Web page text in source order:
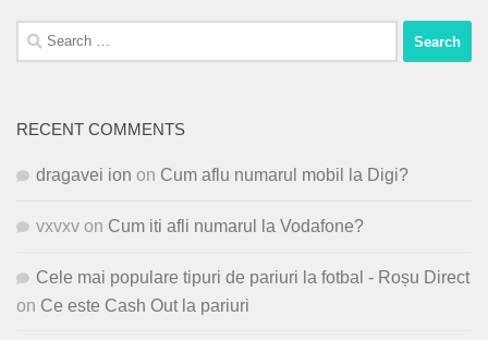
Search
for:
RECENT COMMENTS
dragavei ion on Cum aflu numarul mobil la Digi?
vxvxv on Cum iti afli numarul la Vodafone?
Cele mai populare tipuri de pariuri la fotbal - Roșu Direct
on Ce este Cash Out la pariuri